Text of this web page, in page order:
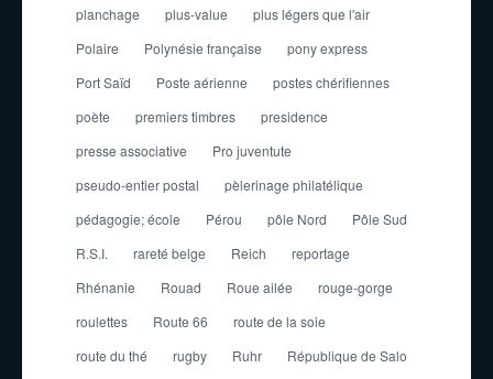
planchage
plus-value
plus légers que l'air
Polaire
Polynésie française
pony express
Port Saïd
Poste aérienne
postes chérifiennes
poète
premiers timbres
presidence
presse associative
Pro juventute
pseudo-entier postal
pèlerinage philatélique
pédagogie; école
Pérou pôle Nord
Pôle Sud
R.S.I.
rareté belge Reich
reportage
Rhénanie
Rouad Roue ailée
rouge-gorge
roulettes
Route 66
route de la soie
route du thé
rugby Ruhr
République de Salo